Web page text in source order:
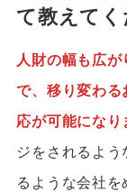
て教えてく
人財の幅も広
で、移り変わる
応が可能になり
ジをされるよ
るような会社